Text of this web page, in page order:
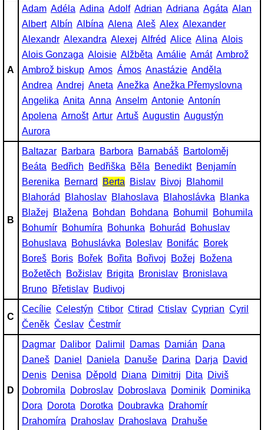
A
Adam Adéla Adina Adolf Adrian Adriana Agáta Alan
Albert Albín Albína Alena Aleš Alex Alexander
Alexandr Alexandra Alexej Alfréd Alice Alina Alois
Alois Gonzaga Aloisie Alžběta Amálie Amát Ambrož
Ambrož biskup Amos Ámos Anastázie Anděla
Andrea Andrej Aneta Anežka Anežka Přemyslovna
Angelika Anita Anna Anselm Antonie Antonín
Apolena Arnošt Artur Artuš Augustin Augustýn
Aurora
B
Baltazar Barbara Barbora Barnabáš Bartoloměj
Beáta
Bedřich Bedřiška Běla Benedikt Benjamín
Berenika
Bernard Berta Bislav Bivoj
Blahomil
Blahorád
Blahoslav Blahoslava Blahoslávka
Blanka
Blažej
Blažena Bohdan Bohdana Bohumil
Bohumila
Bohumír Bohumíra Bohunka Bohurád
Bohuslav
Bohuslava
Bohuslávka Boleslav Bonifác Borek
Boreš Boris Bořek Bořita Bořivoj Božej
Božena
Božetěch
Božislav Brigita Bronislav Bronislava
Bruno Břetislav Budivoj
C
Cecílie Celestýn Ctibor Ctirad Ctislav Cyprian Cyril
Čeněk Česlav Čestmír
D
Dagmar Dalibor Dalimil Damas Damián
Dana
Daneš Daniel Daniela Danuše Darina Darja
David
Denis Denisa Děpold Diana Dimitrij Dita
Diviš
Dobromila
Dobroslav Dobroslava Dominik Dominika
Dora
Dorota Dorotka Doubravka
Drahomír
Drahomíra
Drahoslav Drahoslava
Drahuše